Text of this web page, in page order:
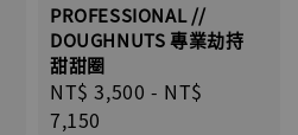
PROFESSIONAL //
DOUGHNUTS 專業劫持
甜甜圈
Regular
price
NT$ 3,500 - NT$
7,150